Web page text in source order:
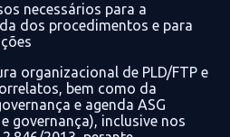
necessários para a
dos procedimentos e para
organizacional de PLD/FTP e
bem como da
e agenda ASG
governança), inclusive nos